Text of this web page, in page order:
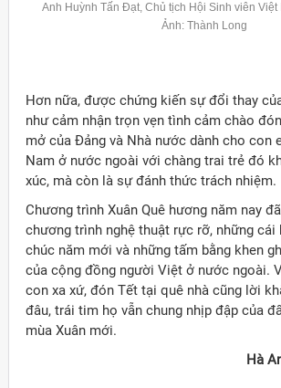
Anh Huỳnh Tấn Đạt, Chủ tịch Hội Sinh viên Việt
Ảnh: Thành Long
Hơn nữa, được chứng kiến sự đổi thay
như cảm nhận trọn vẹn tình cảm chào
mở của Đảng và Nhà nước dành cho con
Nam ở nước ngoài với chàng trai trẻ đó
xúc, mà còn là sự đánh thức trách nhiệm.
Chương trình Xuân Quê hương năm nay
chương trình nghệ thuật rực rỡ, những cái
chúc năm mới và những tấm bằng khen
của cộng đồng người Việt ở nước ngoài.
con xa xứ, đón Tết tại quê nhà cũng lời
đâu, trái tim họ vẫn chung nhịp đập của
mùa Xuân mới.
Hà